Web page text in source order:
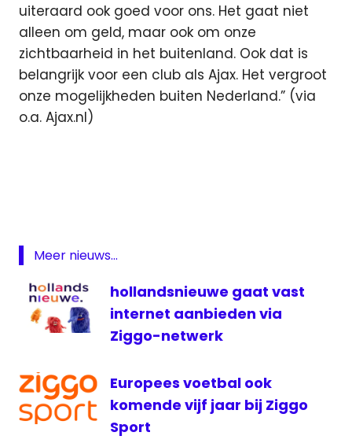
uiteraard ook goed voor ons. Het gaat niet
alleen om geld, maar ook om onze
zichtbaarheid in het buitenland. Ook dat is
belangrijk voor een club als Ajax. Het vergroot
onze mogelijkheden buiten Nederland.” (via
o.a. Ajax.nl)
televisie
Meer nieuws...
hollandsnieuwe gaat vast
internet aanbieden via
Ziggo-netwerk
Europees voetbal ook
komende vijf jaar bij Ziggo
Sport